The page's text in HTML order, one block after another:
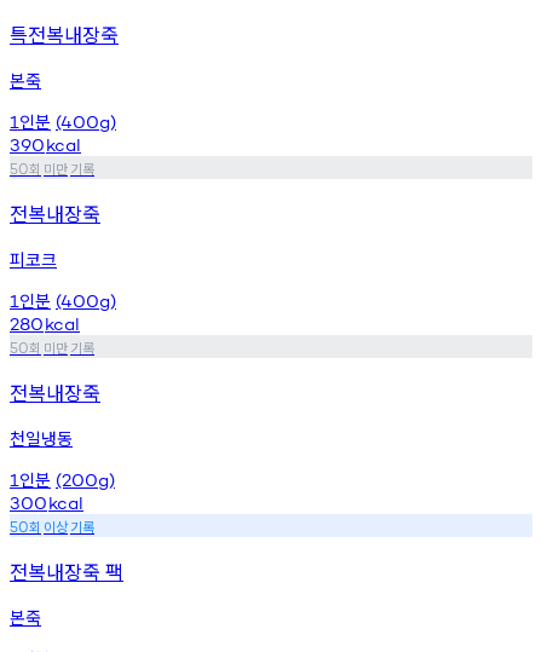
특전복내장죽
본죽
1 인분 (400g)
390kcal
50회 미만기록
전복내장죽
피코크
1 인분 (400g)
280kcal
50회 미만기록
전복내장죽
천일냉동
1 인분 (200g)
300kcal
50회 이상기록
전복내장죽 팩
본죽